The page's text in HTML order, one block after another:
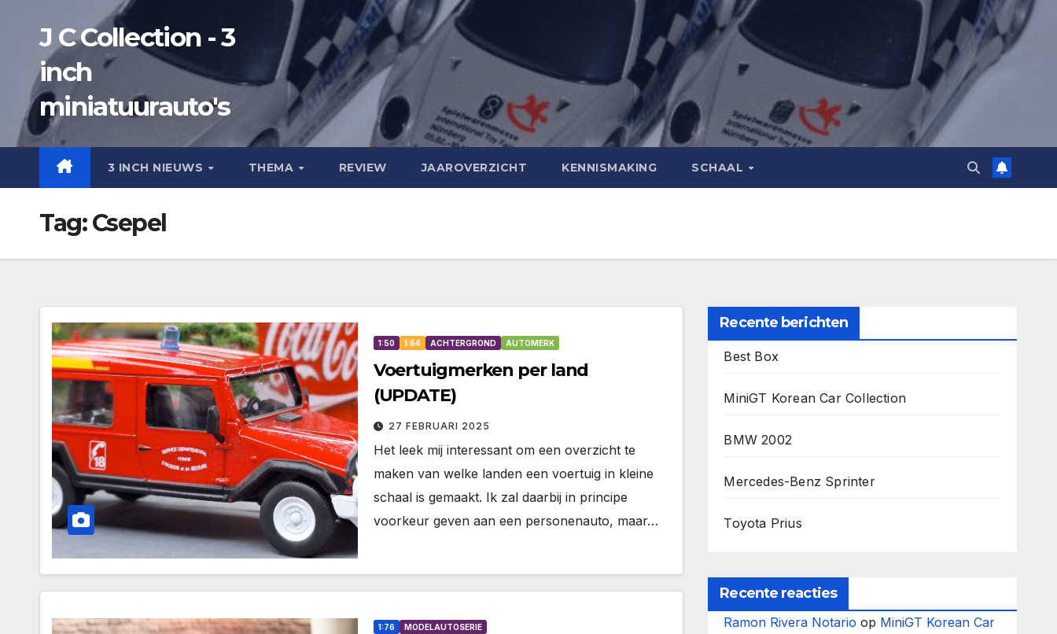
inhoud
J C Collection - 3
inch
miniatuurauto's
3 INCH NIEUWS THEMA REVIEW JAAROVERZICHT KENNISMAKING SCHAAL
Tag:Csepel
1:50 1:64 ACHTERGROND AUTOMERK
Voertuigmerken per land
(UPDATE)
27 FEBRUARI 2025
Het leek mij interessant om een overzicht te
maken van welke landen een voertuig in kleine
schaal is gemaakt. Ik zal daarbij in principe
voorkeur geven aan een personenauto, maar…
1:76 MODELAUTOSERIE
Recente berichten
Best Box
MiniGT Korean Car Collection
BMW 2002
Mercedes-Benz Sprinter
Toyota Prius
Recente reacties
Ramon Rivera Notario op MiniGT Korean Car